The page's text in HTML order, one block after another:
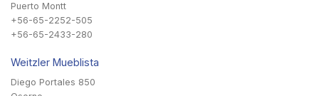
Puerto Montt
+56-65-2252-505
+56-65-2433-280
Weitzler Mueblista
Diego Portales 850